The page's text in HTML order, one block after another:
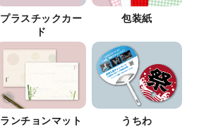
プラスチックカー
ド
包装紙
ランチョンマット うちわ